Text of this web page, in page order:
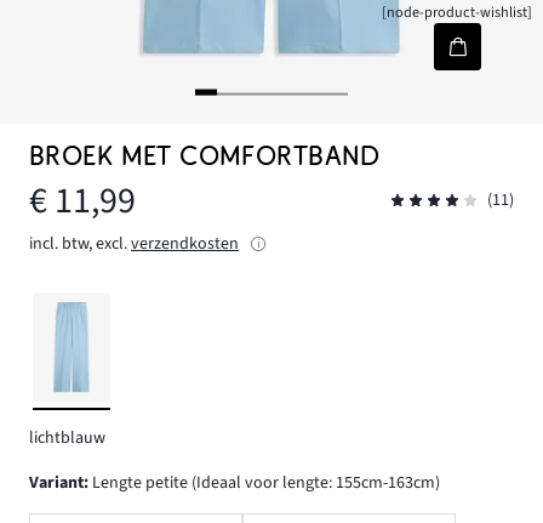
[node-product-wishlist]
BROEK MET COMFORTBAND
€ 11,99
(11)
incl. btw, excl.verzendkosten
lichtblauw
Variant: Lengte petite (Ideaal voor lengte: 155cm-163cm)